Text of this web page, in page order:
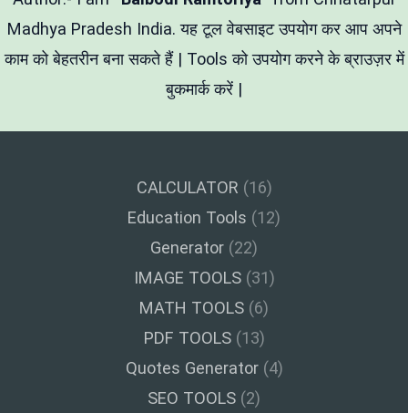
Madhya Pradesh India. यह टूल वेबसाइट उपयोग कर आप अपने
काम को बेहतरीन बना सकते हैं | Tools को उपयोग करने के ब्राउज़र में
बुकमार्क करें |
CALCULATOR (16)
Education Tools (12)
Generator (22)
IMAGE TOOLS(31)
MATH TOOLS (6)
PDF TOOLS(13)
Quotes Generator(4)
SEO TOOLS (2)